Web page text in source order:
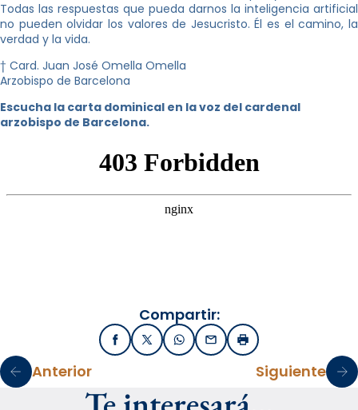
Todas las respuestas que pueda darnos la inteligencia artificial
no pueden olvidar los valores de Jesucristo. Él es el camino, la
verdad y la vida.
† Card. Juan José Omella Omella
Arzobispo de Barcelona
Escucha la carta dominical en la voz del cardenal
arzobispo de Barcelona.
Compartir:
FacebookX / TwitterWhatsApp
EmailImprimir
Anterior Siguiente